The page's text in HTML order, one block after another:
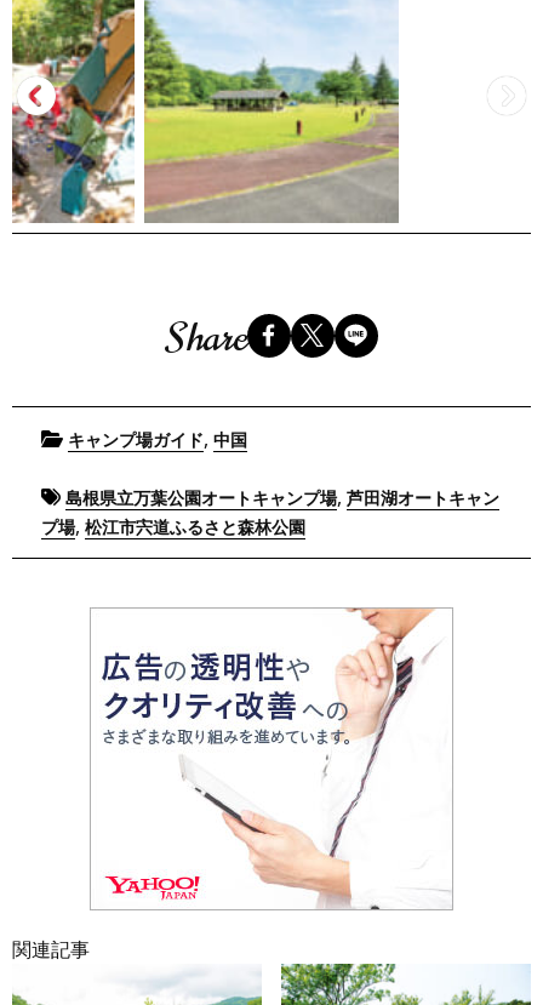
Share
Posted
キャンプ場ガイド, 中国
Tagged
島根県立万葉公園オートキャンプ場, 芦田湖オートキャン
プ場, 松江市宍道ふるさと森林公園
関連記事